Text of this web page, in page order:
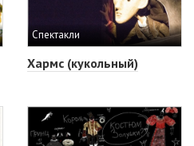
Спектакли
Хармс (кукольный)